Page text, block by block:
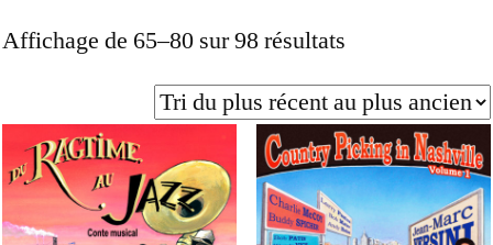
Affichage de 65–80 sur 98 résultats